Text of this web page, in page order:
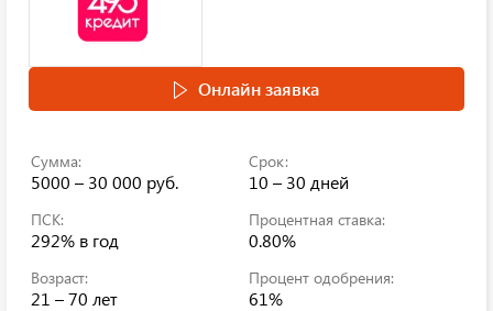
Онлайн заявка
Сумма:
5000 – 30 000 руб.
Срок:
10 – 30 дней
ПСК:
292% в год
Процентная ставка:
0.80%
Возраст:
21 – 70 лет
Процент одобрения:
61%